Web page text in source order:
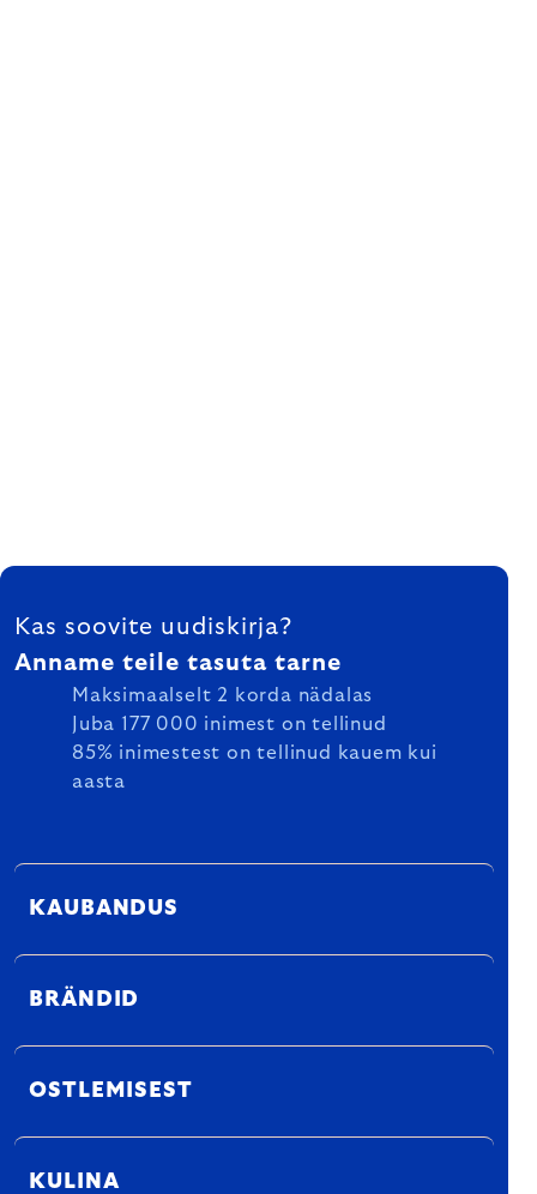
FOOTER
Kas soovite uudiskirja?
Anname teile tasuta tarne
Maksimaalselt 2 korda nädalas
Juba 177 000 inimest on tellinud
85% inimestest on tellinud kauem kui
aasta
KAUBANDUS
BRÄNDID
OSTLEMISEST
KULINA